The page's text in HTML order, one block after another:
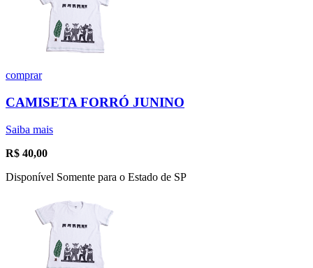
comprar
CAMISETA FORRÓ JUNINO
Saiba mais
R$ 40,00
Disponível Somente para o Estado de SP